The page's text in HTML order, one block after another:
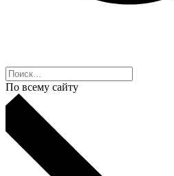
По всему сайту